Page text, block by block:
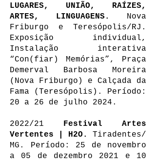
LUGARES, UNIÃO, RAÍZES,
ARTES, LINGUAGENS.
Nova
Friburgo e Teresópolis/RJ.
Exposição individual,
Instalação interativa
“Con(fiar) Memórias”, Praça
Demerval Barbosa Moreira
(Nova Friburgo) e Calçada da
Fama (Teresópolis). Período:
20 a 26 de julho 2024.
2022/21 Festival Artes
Vertentes | H2O.
Tiradentes/
MG. Período: 25 de novembro
a 05 de dezembro 2021 e 10